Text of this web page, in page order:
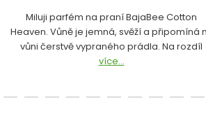
Miluji parfém na praní BajaBee Cotton
Heaven. Vůně je jemná, svěží a připomíná
vůni čerstvě vypraného prádla. Na rozdíl
více...